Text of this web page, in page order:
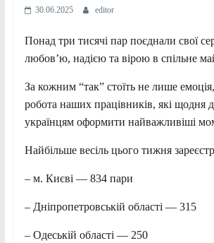
30.06.2025 editor
Понад три тисячі пар поєднали свої
любов’ю, надією та вірою в спільне
За кожним “так” стоїть не лише
робота наших працівників, які щодня
українцям оформити найважливіші
Найбільше весіль цього тижня
– м. Києві — 834 пари
– Дніпропетровській області — 315
– Одеській області — 250